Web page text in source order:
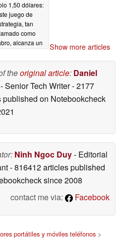
1,50 dólares:
juego de
tan
como
alcanza un
Show more articles
theoriginal article: Daniel
- Senior Tech Writer- 2177
published on Notebookcheck
Ninh Ngoc Duy- Editorial
- 816412 articles published
since 2008
contact me via:
Facebook
portátiles y móviles teléfonos >